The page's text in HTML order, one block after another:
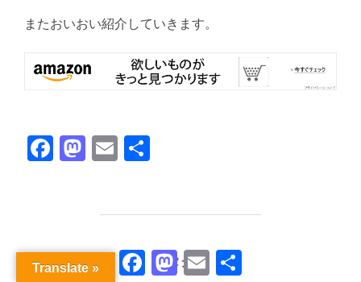
またおいおい紹介していきます。
F
b
M
d
E
タグ
FacebookMastodon
Email
Translate »